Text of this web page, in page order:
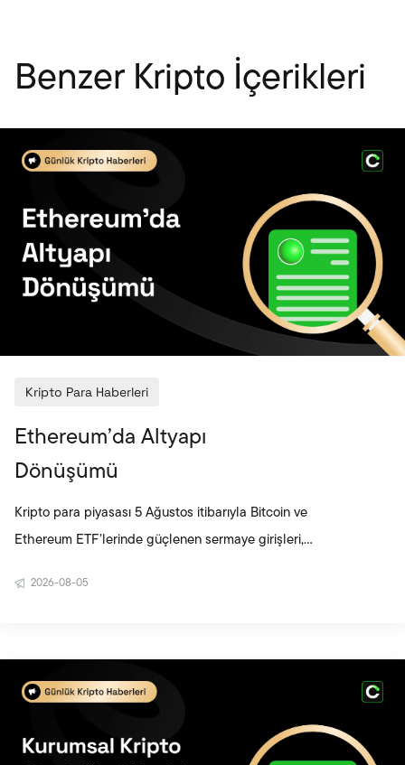
Benzer Kripto İçerikleri
Kripto Para Haberleri
Ethereum’da Altyapı
Dönüşümü
Kripto para piyasası 5 Ağustos itibarıyla Bitcoin ve
Ethereum ETF’lerinde güçlenen sermaye girişleri,
Ethereum araştırmacılarının staking ödüllerini
sınırlama önerisi ağ güvenliği ve merkeziyetsizlik
tartışmalarını yeniden gündeme taşıdı.
2026-08-05